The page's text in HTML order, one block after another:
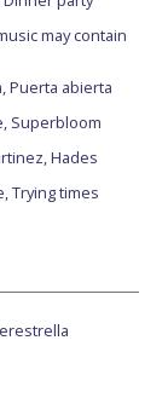
may contain
Puerta abierta
Superbloom
Hades
Trying times